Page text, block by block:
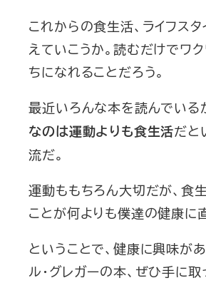
これからの食生活、ライフス
えていこうか。読むだけでワ
ちになれることだろう。
最近いろんな本を読んでいる
なのは運動よりも食生活だと
流だ。
運動ももちろん大切だが、食
ことが何よりも僕達の健康に
ということで、健康に興味が
ル・グレガーの本、ぜひ手に